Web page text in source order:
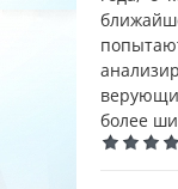
более